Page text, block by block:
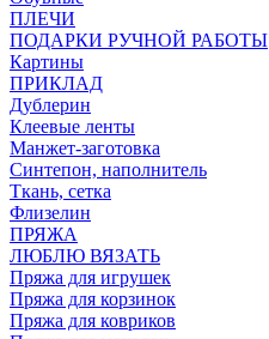
ПЛЕЧИ
ПОДАРКИ РУЧНОЙ РАБОТЫ
Картины
ПРИКЛАД
Дублерин
Клеевые ленты
Манжет-заготовка
Синтепон, наполнитель
Ткань, сетка
Флизелин
ПРЯЖА
ЛЮБЛЮ ВЯЗАТЬ
Пряжа для игрушек
Пряжа для корзинок
Пряжа для ковриков